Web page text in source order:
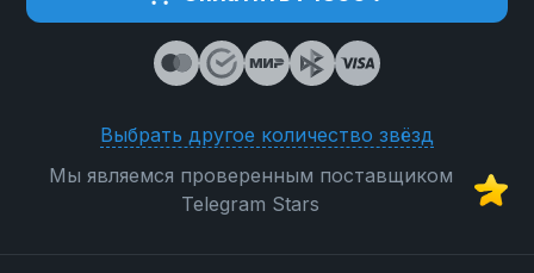
Выбрать другое количество звёзд
Мы являемся проверенным поставщиком
Telegram Stars